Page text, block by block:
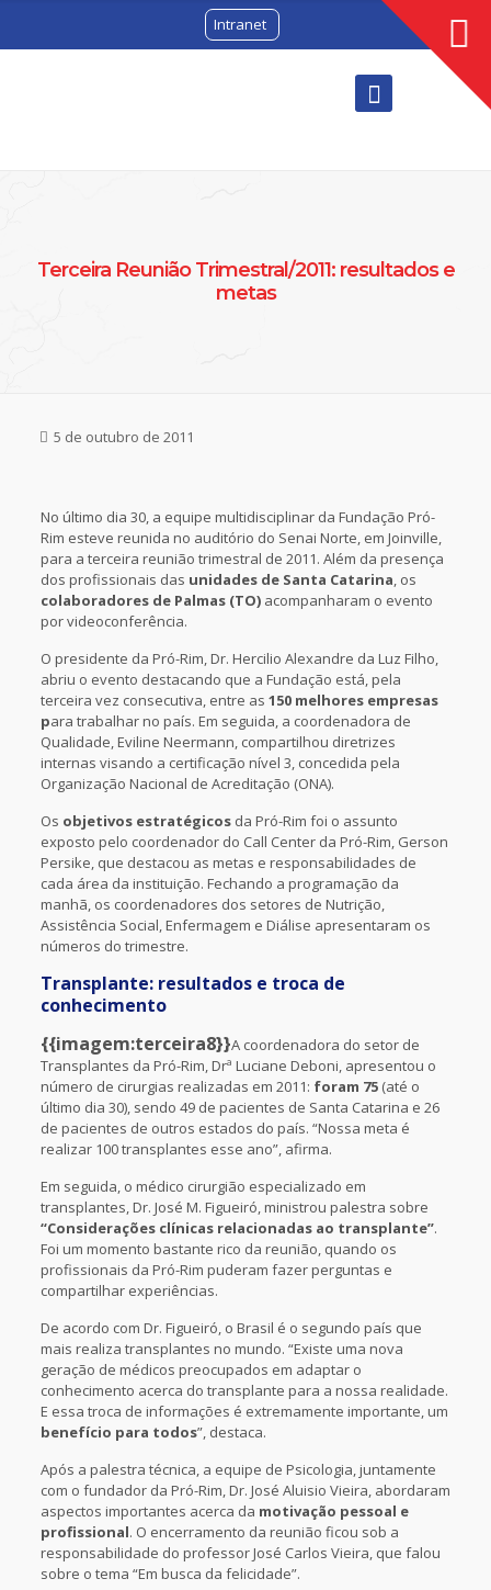
Intranet
Terceira Reunião Trimestral/2011: resultados e
metas
5 de outubro de 2011
No último dia 30, a equipe multidisciplinar da Fundação Pró-
Rim esteve reunida no auditório do Senai Norte, em Joinville,
para a terceira reunião trimestral de 2011. Além da presença
dos profissionais das unidades de Santa Catarina, os
colaboradores de Palmas (TO)acompanharam o evento
por videoconferência.
O presidente da Pró-Rim, Dr. Hercilio Alexandre da Luz Filho,
abriu o evento destacando que a Fundação está, pela
terceira vez consecutiva, entre as 150 melhores empresas
para trabalhar no país. Em seguida, a coordenadora de
Qualidade, Eviline Neermann, compartilhou diretrizes
internas visando a certificação nível 3, concedida pela
Organização Nacional de Acreditação (ONA).
Os objetivos estratégicos da Pró-Rim foi o assunto
exposto pelo coordenador do Call Center da Pró-Rim, Gerson
Persike, que destacou as metas e responsabilidades de
cada área da instituição. Fechando a programação da
manhã, os coordenadores dos setores de Nutrição,
Assistência Social, Enfermagem e Diálise apresentaram os
números do trimestre.
Transplante: resultados e troca de
conhecimento
{{imagem:terceira8}}A coordenadora do setor de
Transplantes da Pró-Rim, Drª Luciane Deboni, apresentou o
número de cirurgias realizadas em 2011: foram 75(até o
último dia 30), sendo 49 de pacientes de Santa Catarina e 26
de pacientes de outros estados do país. “Nossa meta é
realizar 100 transplantes esse ano”, afirma.
Em seguida, o médico cirurgião especializado em
transplantes, Dr. José M. Figueiró, ministrou palestra sobre
“Considerações clínicas relacionadas ao transplante”.
Foi um momento bastante rico da reunião, quando os
profissionais da Pró-Rim puderam fazer perguntas e
compartilhar experiências.
De acordo com Dr. Figueiró, o Brasil é o segundo país que
mais realiza transplantes no mundo. “Existe uma nova
geração de médicos preocupados em adaptar o
conhecimento acerca do transplante para a nossa realidade.
E essa troca de informações é extremamente importante, um
benefício para todos”, destaca.
Após a palestra técnica, a equipe de Psicologia, juntamente
com o fundador da Pró-Rim, Dr. José Aluisio Vieira, abordaram
aspectos importantes acerca da motivação pessoal e
profissional. O encerramento da reunião ficou sob a
responsabilidade do professor José Carlos Vieira, que falou
sobre o tema “Em busca da felicidade”.